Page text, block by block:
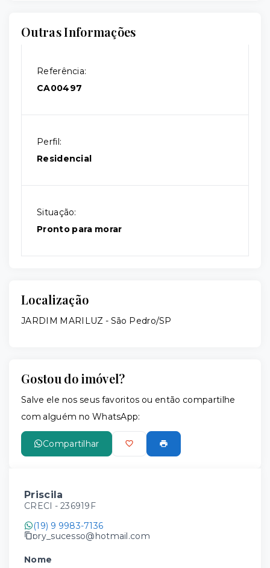
Outras Informações
Referência:
CA00497
Perfil:
Residencial
Situação:
Pronto para morar
Localização
JARDIM MARILUZ - São Pedro/SP
Gostou do imóvel?
Salve ele nos seus favoritos ou então compartilhe
com alguém no WhatsApp:
Compartilhar
Priscila
CRECI - 236919F
(19) 9 9983-7136
pry_sucesso@hotmail.com
Nome